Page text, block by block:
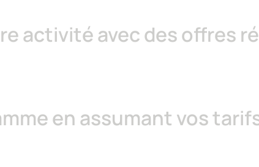
activité avec des offres
en assumant vos